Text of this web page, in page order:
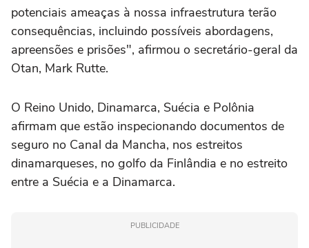
potenciais ameaças à nossa infraestrutura terão
consequências, incluindo possíveis abordagens,
apreensões e prisões", afirmou o secretário-geral da
Otan, Mark Rutte.
O Reino Unido, Dinamarca, Suécia e Polônia
afirmam que estão inspecionando documentos de
seguro no Canal da Mancha, nos estreitos
dinamarqueses, no golfo da Finlândia e no estreito
entre a Suécia e a Dinamarca.
PUBLICIDADE